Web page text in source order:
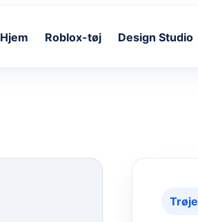
Hjem Roblox-tøj Design Studio